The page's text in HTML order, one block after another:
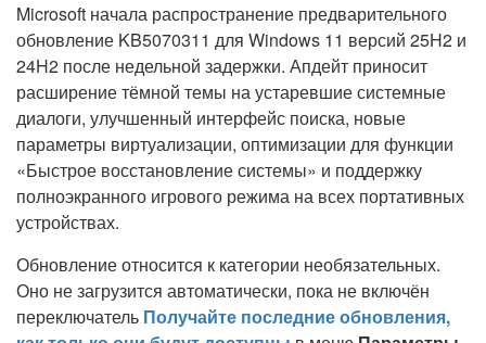
Microsoft начала распространение предварительного
обновление KB5070311 для Windows 11 версий 25H2 и
24H2 после недельной задержки. Апдейт приносит
расширение тёмной темы на устаревшие системные
диалоги, улучшенный интерфейс поиска, новые
параметры виртуализации, оптимизации для функции
«Быстрое восстановление системы» и поддержку
полноэкранного игрового режима на всех портативных
устройствах.
Обновление относится к категории необязательных.
Оно не загрузится автоматически, пока не включён
переключатель Получайте последние обновления,